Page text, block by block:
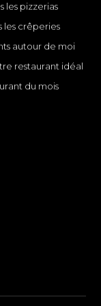
les pizzerias
les crêperies
autour de moi
restaurant idéal
du mois